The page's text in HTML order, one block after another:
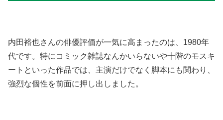
内田裕也さんの俳優評価が一気に高まったのは、1980年
代です。特にコミック雑誌なんかいらないや十階のモスキ
ートといった作品では、主演だけでなく脚本にも関わり、
強烈な個性を前面に押し出しました。